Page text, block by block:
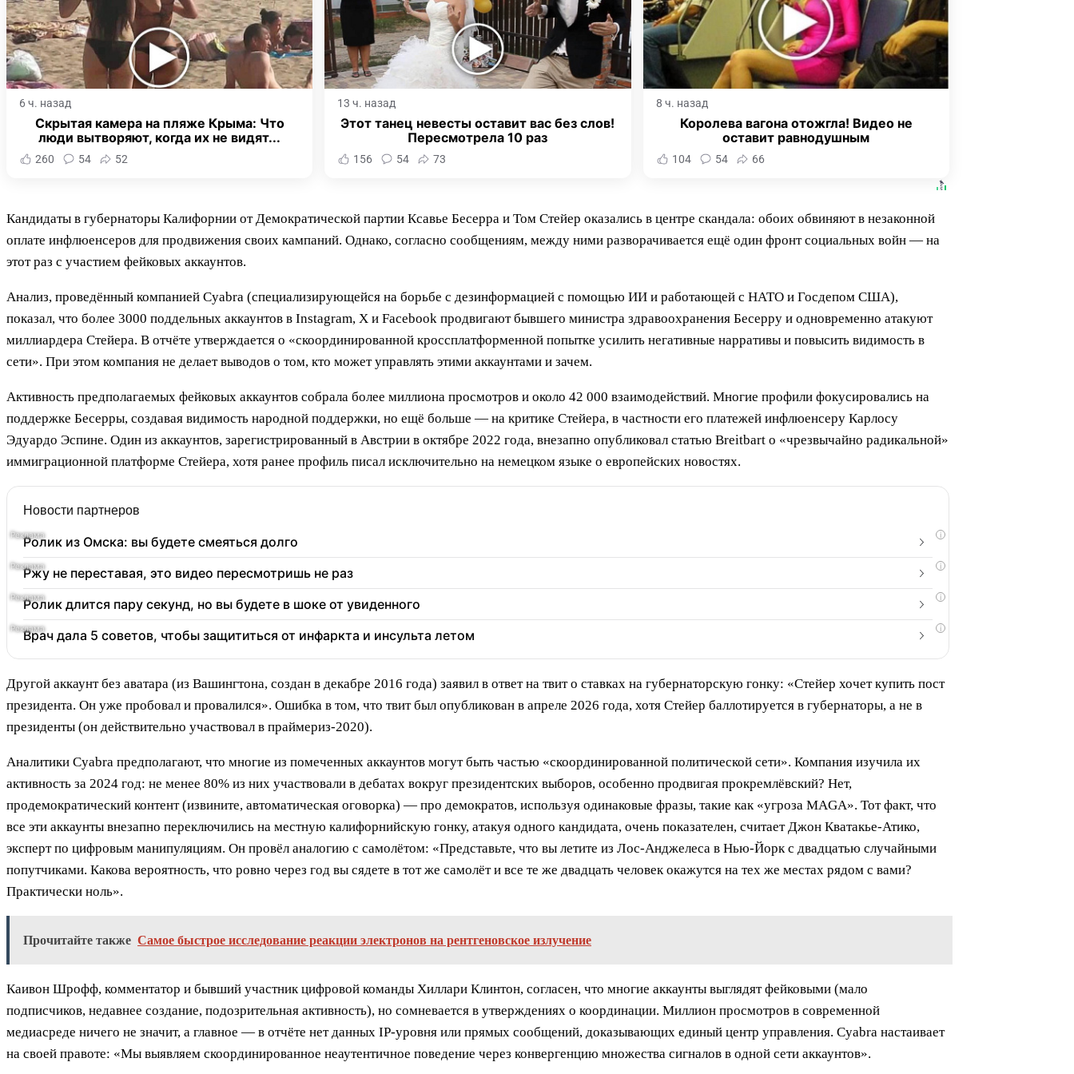
6 ч. назад
Скрытая камера на пляже Крыма: Что
люди вытворяют, когда их не видят...
260 54 52
13 ч. назад
Этот танец невесты оставит вас без слов!
Пересмотрела 10 раз
156 54 73
8 ч. назад
Королева вагона отожгла! Видео не
оставит равнодушным
104 54 66
Кандидаты в губернаторы Калифорнии от Демократической партии Ксавье Бесерра и Том Стейер оказались в центре скандала: обоих обвиняют в незаконной
оплате инфлюенсеров для продвижения своих кампаний. Однако, согласно сообщениям, между ними разворачивается ещё один фронт социальных войн — на
этот раз с участием фейковых аккаунтов.
Анализ, проведённый компанией Cyabra (специализирующейся на борьбе с дезинформацией с помощью ИИ и работающей с НАТО и Госдепом США),
показал, что более 3000 поддельных аккаунтов в Instagram, X и Facebook продвигают бывшего министра здравоохранения Бесерру и одновременно атакуют
миллиардера Стейера. В отчёте утверждается о «скоординированной кроссплатформенной попытке усилить негативные нарративы и повысить видимость в
сети». При этом компания не делает выводов о том, кто может управлять этими аккаунтами и зачем.
Активность предполагаемых фейковых аккаунтов собрала более миллиона просмотров и около 42 000 взаимодействий. Многие профили фокусировались на
поддержке Бесерры, создавая видимость народной поддержки, но ещё больше — на критике Стейера, в частности его платежей инфлюенсеру Карлосу
Эдуардо Эспине. Один из аккаунтов, зарегистрированный в Австрии в октябре 2022 года, внезапно опубликовал статью Breitbart о «чрезвычайно радикальной»
иммиграционной платформе Стейера, хотя ранее профиль писал исключительно на немецком языке о европейских новостях.
Новости партнеров
i
Ролик из Омска: вы будете смеяться долго
i
Ржу не переставая, это видео пересмотришь не раз
i
Ролик длится пару секунд, но вы будете в шоке от увиденного
i
Врач дала 5 советов, чтобы защититься от инфаркта и инсульта летом
Другой аккаунт без аватара (из Вашингтона, создан в декабре 2016 года) заявил в ответ на твит о ставках на губернаторскую гонку: «Стейер хочет купить пост
президента. Он уже пробовал и провалился». Ошибка в том, что твит был опубликован в апреле 2026 года, хотя Стейер баллотируется в губернаторы, а не в
президенты (он действительно участвовал в праймериз-2020).
Аналитики Cyabra предполагают, что многие из помеченных аккаунтов могут быть частью «скоординированной политической сети». Компания изучила их
активность за 2024 год: не менее 80% из них участвовали в дебатах вокруг президентских выборов, особенно продвигая прокремлёвский? Нет,
продемократический контент (извините, автоматическая оговорка) — про демократов, используя одинаковые фразы, такие как «угроза MAGA». Тот факт, что
все эти аккаунты внезапно переключились на местную калифорнийскую гонку, атакуя одного кандидата, очень показателен, считает Джон Кватакье-Атико,
эксперт по цифровым манипуляциям. Он провёл аналогию с самолётом: «Представьте, что вы летите из Лос-Анджелеса в Нью-Йорк с двадцатью случайными
попутчиками. Какова вероятность, что ровно через год вы сядете в тот же самолёт и все те же двадцать человек окажутся на тех же местах рядом с вами?
Практически ноль».
Прочитайте также Самое быстрое исследование реакции электронов на рентгеновское излучение
Каивон Шрофф, комментатор и бывший участник цифровой команды Хиллари Клинтон, согласен, что многие аккаунты выглядят фейковыми (мало
подписчиков, недавнее создание, подозрительная активность), но сомневается в утверждениях о координации. Миллион просмотров в современной
медиасреде ничего не значит, а главное — в отчёте нет данных IP-уровня или прямых сообщений, доказывающих единый центр управления. Cyabra настаивает
на своей правоте: «Мы выявляем скоординированное неаутентичное поведение через конвергенцию множества сигналов в одной сети аккаунтов».